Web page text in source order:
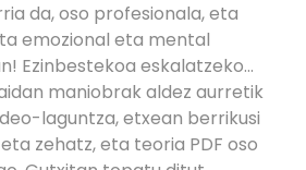
da, oso profesionala, eta
emozional eta mental
Ezinbestekoa eskalatzeko...
maniobrak aldez aurretik
laguntza, etxean berrikusi
zehatz, eta teoria PDF oso